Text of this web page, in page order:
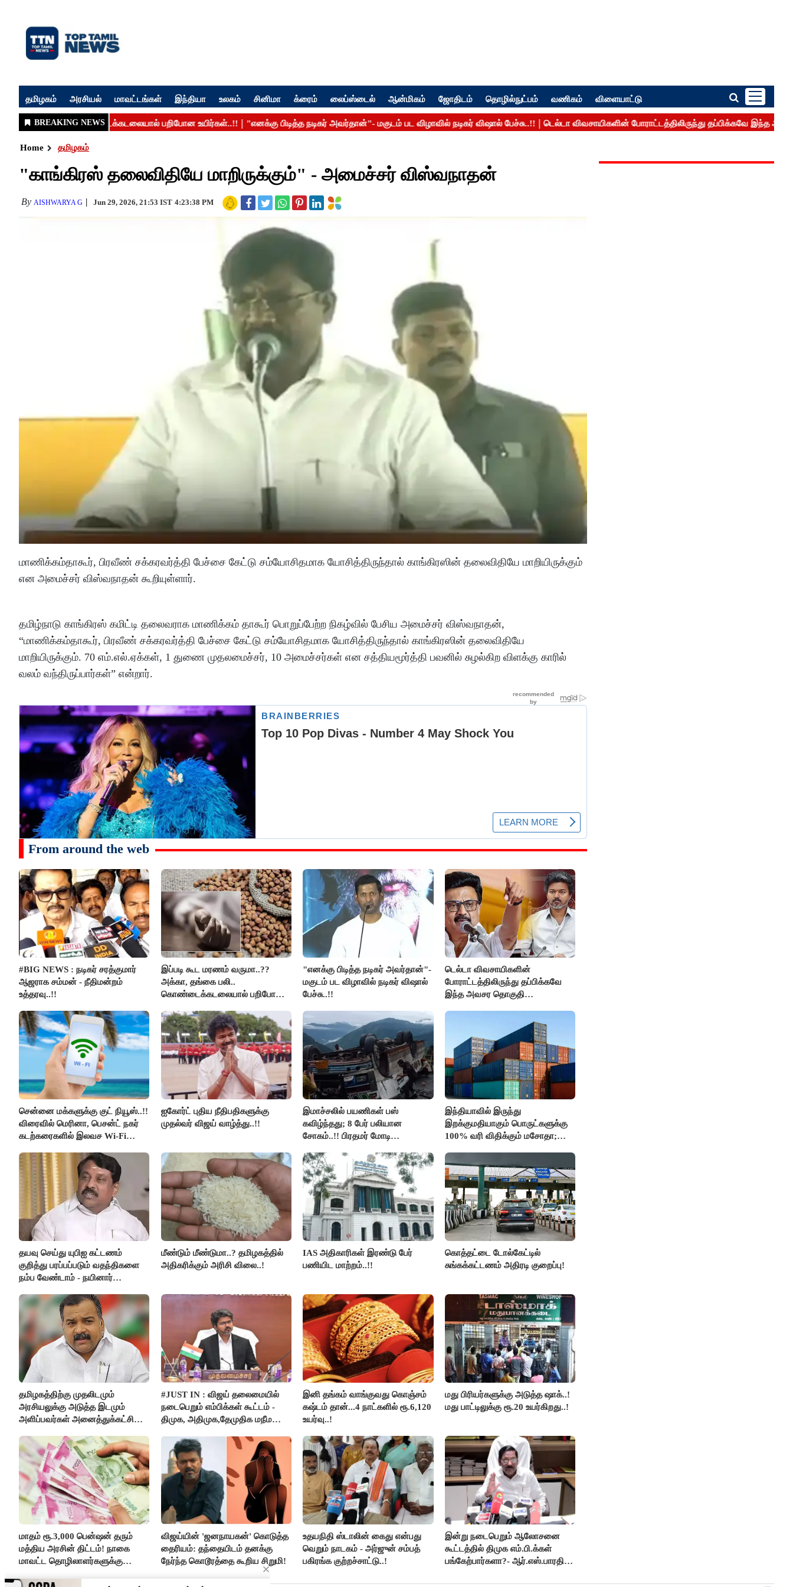
தமிழகம் அரசியல் மாவட்டங்கள் இந்தியா உலகம் சினிமா க்ரைம் லைப்ஸ்டைல் ஆன்மிகம் ஜோதிடம் தொழில்நுட்பம் வணிகம் விளையாட்டு
Home தமிழகம்
"காங்கிரஸ் தலைவிதியே மாறிருக்கும்" - அமைச்சர் விஸ்வநாதன்
By AISHWARYA G Jun 29, 2026, 21:53 IST 4:23:38 PM
மாணிக்கம்தாகூர், பிரவீண் சக்கரவர்த்தி பேச்சை கேட்டு சம்யோசிதமாக யோசித்திருந்தால் காங்கிரஸின் தலைவிதியே மாறியிருக்கும்
என அமைச்சர் விஸ்வநாதன் கூறியுள்ளார்.
தமிழ்நாடு காங்கிரஸ் கமிட்டி தலைவராக மாணிக்கம் தாகூர் பொறுப்பேற்ற நிகழ்வில் பேசிய அமைச்சர் விஸ்வநாதன்,
“மாணிக்கம்தாகூர், பிரவீண் சக்கரவர்த்தி பேச்சை கேட்டு சம்யோசிதமாக யோசித்திருந்தால் காங்கிரஸின் தலைவிதியே
மாறியிருக்கும். 70 எம்.எல்.ஏக்கள், 1 துணை முதலமைச்சர், 10 அமைச்சர்கள் என சத்தியமூர்த்தி பவனில் சுழல்கிற விளக்கு காரில்
வலம் வந்திருப்பார்கள்” என்றார்.
From around the web
#BIG NEWS : நடிகர் சரத்குமார்
ஆஜராக சம்மன் - நீதிமன்றம்
உத்தரவு..!!
இப்படி கூட மரணம் வருமா..??
அக்கா, தங்கை பலி..
கொண்டைக்கடலையால் பறிபோன
"எனக்கு பிடித்த நடிகர் அவர்தான்"-
மகுடம் பட விழாவில் நடிகர் விஷால்
பேச்சு..!!
டெல்டா விவசாயிகளின்
போராட்டத்திலிருந்து தப்பிக்கவே
இந்த அவசர தொகுதி
சென்னை மக்களுக்கு குட் நியூஸ்..!!
விரைவில் மெரினா, பெசன்ட் நகர்
கடற்கரைகளில் இலவச Wi-Fi
ஐகோர்ட் புதிய நீதிபதிகளுக்கு
முதல்வர் விஜய் வாழ்த்து..!!
இமாச்சலில் பயணிகள் பஸ்
கவிழ்ந்தது; 8 பேர் பலியான
சோகம்..!! பிரதமர் மோடி
இந்தியாவில் இருந்து
இறக்குமதியாகும் பொருட்களுக்கு
100% வரி விதிக்கும் மசோதா;
தயவு செய்து யுபிஐ கட்டணம்
குறித்து பரப்பப்படும் வதந்திகளை
நம்ப வேண்டாம் - நயினார்
மீண்டும் மீண்டுமா..? தமிழகத்தில்
அதிகரிக்கும் அரிசி விலை..!
IAS அதிகாரிகள் இரண்டு பேர்
பணியிட மாற்றம்..!!
கொத்தட்டை டோல்கேட்டில்
சுங்கக்கட்டணம் அதிரடி குறைப்பு!
தமிழகத்திற்கு முதலிடமும்
அரசியலுக்கு அடுத்த இடமும்
அளிப்பவர்கள் அனைத்துக்கட்சி
- மாணிக்கம் தாகூர்..!!
#JUST IN : விஜய் தலைமையில்
நடைபெறும் எம்பிக்கள் கூட்டம் -
திமுக, அதிமுக,தேமுதிக மநீம
இனி தங்கம் வாங்குவது கொஞ்சம்
கஷ்டம் தான்...4 நாட்களில் ரூ.6,120
உயர்வு..!
மது பிரியர்களுக்கு அடுத்த ஷாக்..!
மது பாட்டிலுக்கு ரூ.20 உயர்கிறது..!
மாதம் ரூ.3,000 பென்ஷன் தரும்
மத்திய அரசின் திட்டம்! நாகை
மாவட்ட தொழிலாளர்களுக்கு
விஜய்யின் 'ஜனநாயகன்' கொடுத்த
தைரியம்: தந்தையிடம் தனக்கு
நேர்ந்த கொடூரத்தை கூறிய சிறுமி!
உதயநிதி ஸ்டாலின் கைது என்பது
வெறும் நாடகம் - அர்ஜுன் சம்பத்
பகிரங்க குற்றச்சாட்டு..!
இன்று நடைபெறும் ஆலோசனை
கூட்டத்தில் திமுக எம்.பி.க்கள்
பங்கேற்பார்களா?- ஆர்.எஸ்.பாரதி